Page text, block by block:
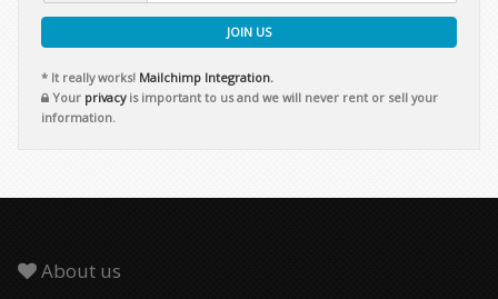
JOIN US
* It really works! Mailchimp Integration.
Your privacyis important to us and we will never rent or sell your
information.
About us